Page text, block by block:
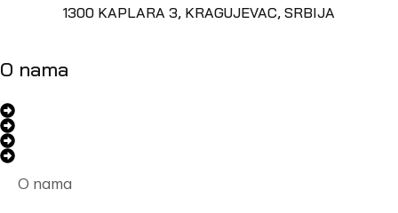
1300 KAPLARA 3, KRAGUJEVAC, SRBIJA
O nama
O nama